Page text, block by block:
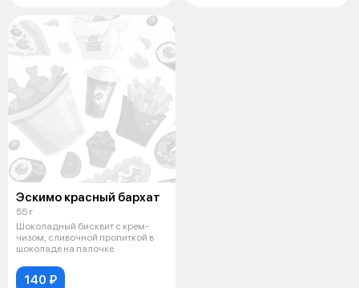
Эскимо красный бархат
55 г
Шоколадный бисквит с крем-
чизом, сливочной пропиткой в
шоколаде на палочке.
140 ₽